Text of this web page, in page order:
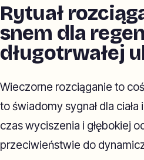
Rytuał
snem dla
długotrwałej
Wieczorne rozciąganie to
to świadomy sygnał dla
czas wyciszenia i głębokiej
przeciwieństwie do